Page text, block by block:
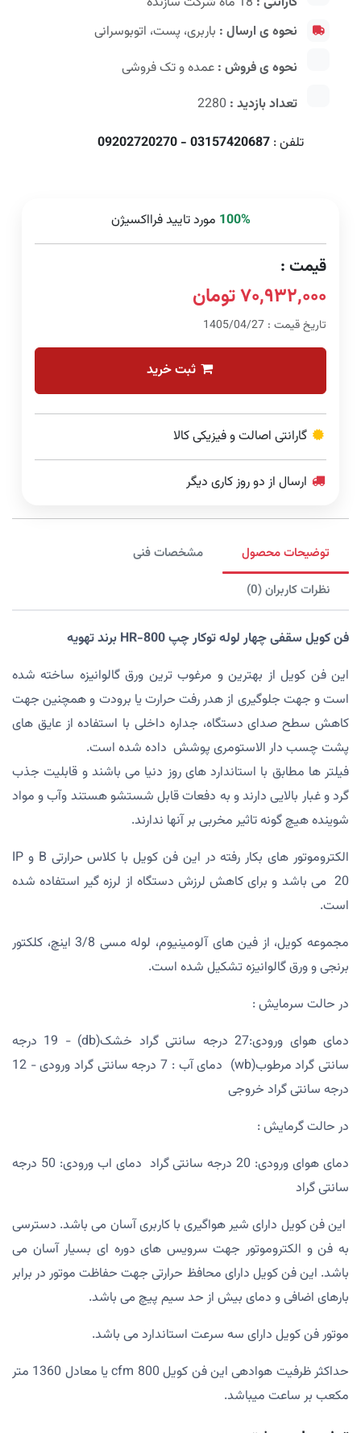
نحوه ی ارسال : باربری، پست، اتوبوسرانی
نحوه ی فروش : عمده و تک فروشی
تعداد بازدید :
تلفن : 03157420687 - 09202720270
100% مورد تایید فرااکسیژن
قیمت :
۷۰,۹۳۲,۰۰۰ تومان
تاریخ قیمت : 1405/04/27
ثبت خرید
گارانتی اصالت و فیزیکی کالا
ارسال از دو روز کاری دیگر
توضیحات محصول
مشخصات فنی
نظرات کاربران (0)
فن کویل سقفی چهار لوله توکار چپ HR-800 برند تهویه
این فن کویل از بهترین و مرغوب ترین ورق گالوانیزه ساخته شده
است و جهت جلوگیری از هدر رفت حرارت یا برودت و همچنین جهت
کاهش سطح صدای دستگاه، جداره داخلی با استفاده از عایق های
پشت چسب دار الاستومری پوشش داده شده است.
فیلتر ها مطابق با استاندارد های روز دنیا می باشند و قابلیت جذب
گرد و غبار بالایی دارند و به دفعات قابل شستشو هستند وآب و مواد
شوینده هیچ گونه تاثیر مخربی بر آنها ندارند.
الکتروموتور های بکار رفته در این فن کویل با کلاس حرارتی B و IP
20 می باشد و برای کاهش لرزش دستگاه از لرزه گیر استفاده شده
است.
مجموعه کویل، از فین های آلومینیوم، لوله مسی 3/8 اینچ، کلکتور
برنجی و ورق گالوانیزه تشکیل شده است.
در حالت سرمایش :
دمای هوای ورودی:27 درجه سانتی گراد خشک(db) - 19 درجه
سانتی گراد مرطوب(wb) دمای آب : 7 درجه سانتی گراد ورودی - 12
درجه سانتی گراد خروجی
در حالت گرمایش :
دمای هوای ورودی: 20 درجه سانتی گراد دمای اب ورودی: 50 درجه
سانتی گراد
این فن کویل دارای شیر هواگیری با کاربری آسان می باشد. دسترسی
به فن و الکتروموتور جهت سرویس های دوره ای بسیار آسان می
باشد. این فن کویل دارای محافظ حرارتی جهت حفاظت موتور در برابر
بارهای اضافی و دمای بیش از حد سیم پیچ می باشد.
موتور فن کویل دارای سه سرعت استاندارد می باشد.
حداکثر ظرفیت هوادهی این فن کویل 800 cfm یا معادل 1360 متر
مکعب بر ساعت میباشد.